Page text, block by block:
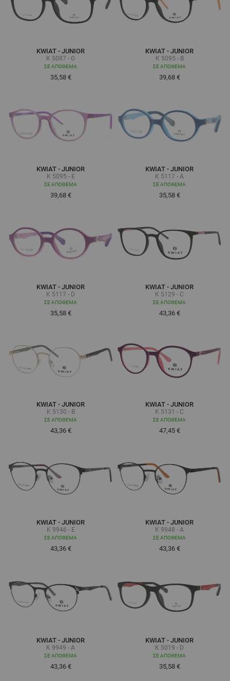
KWIAT - JUNIOR
K 5087 - G
ΣΕ ΑΠΌΘΕΜΑ
35,58 €
KWIAT - JUNIOR
K 5095 - B
ΣΕ ΑΠΌΘΕΜΑ
39,68 €
KWIAT - JUNIOR
K 5095 - E
ΣΕ ΑΠΌΘΕΜΑ
39,68 €
KWIAT - JUNIOR
K 5117 - A
ΣΕ ΑΠΌΘΕΜΑ
35,58 €
KWIAT - JUNIOR
K 5117 - D
ΣΕ ΑΠΌΘΕΜΑ
35,58 €
KWIAT - JUNIOR
K 5129 - C
ΣΕ ΑΠΌΘΕΜΑ
43,36 €
KWIAT - JUNIOR
K 5130 - B
ΣΕ ΑΠΌΘΕΜΑ
43,36 €
KWIAT - JUNIOR
K 5131 - C
ΣΕ ΑΠΌΘΕΜΑ
47,45 €
KWIAT - JUNIOR
K 9946 - E
ΣΕ ΑΠΌΘΕΜΑ
43,36 €
KWIAT - JUNIOR
K 9948 - A
ΣΕ ΑΠΌΘΕΜΑ
43,36 €
KWIAT - JUNIOR
K 9949 - A
ΣΕ ΑΠΌΘΕΜΑ
43,36 €
KWIAT - JUNIOR
K 5019 - D
ΣΕ ΑΠΌΘΕΜΑ
35,58 €